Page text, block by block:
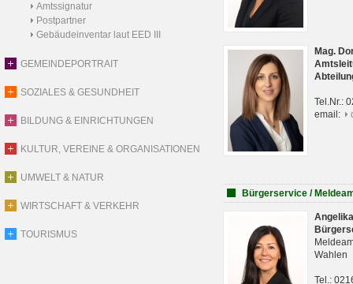
Amtssignatur
Postpartner
Gebäudeinventar laut EED III
GEMEINDEPORTRAIT
SOZIALES & GESUNDHEIT
BILDUNG & EINRICHTUNGEN
KULTUR, VEREINE & ORGANISATIONEN
UMWELT & NATUR
WIRTSCHAFT & VERKEHR
TOURISMUS
Mag.
Tel.Nr.:
email:
Bürgerservice /
Wahlen
Tel.: